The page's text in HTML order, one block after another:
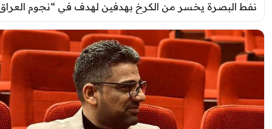
البصرة يخسر من الكرخ بهدفين لهدف في “نجوم العراق”